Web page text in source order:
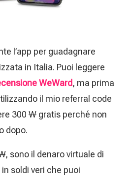
l’app per guadagnare
in Italia. Puoi leggere
WeWard, ma prima
il mio referral code
300 W gratis perché non
dopo.
, sono il denaro virtuale di
soldi veri che puoi